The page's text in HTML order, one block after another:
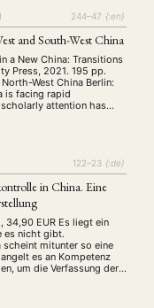
EXPERTISE
DIE DGA
(111) Forschung (234)
(283) Globalisation (7)
(94)
(6) Online (235)
(13) Praktikum
(23) Recht (20)
(36) Sprachkurse (8)
244–47 {:en}
and South-West China
a New China: Transitions
Press, 2021. 195 pp.
West China Berlin:
is facing rapid
attention has
plays out within …
122–23 {:de}
in China. Eine
34,90 EUR Es liegt ein
es nicht gibt.
scheint mitunter so eine
es an Kompetenz
um die Verfassung der
Verfahren